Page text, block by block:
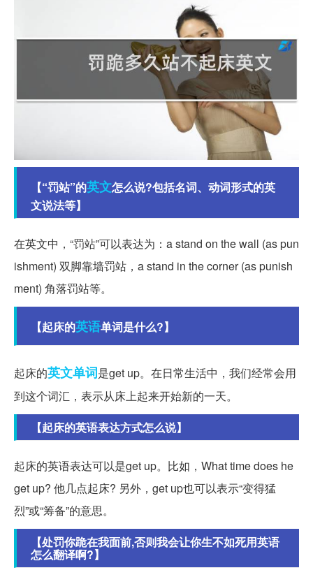
【“罚站”的英文怎么说?包括名词、动词形式的英
文说法等】
在英文中，“罚站”可以表达为：a stand on the wall (as pun
ishment) 双脚靠墙罚站，a stand in the corner (as punish
ment) 角落罚站等。
【起床的英语单词是什么?】
起床的英文单词是get up。在日常生活中，我们经常会用
到这个词汇，表示从床上起来开始新的一天。
【起床的英语表达方式怎么说】
起床的英语表达可以是get up。比如，What time does he
get up? 他几点起床? 另外，get up也可以表示“变得猛
烈”或“筹备”的意思。
【处罚你跪在我面前,否则我会让你生不如死用英语
怎么翻译啊?】